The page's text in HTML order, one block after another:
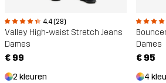
4.4 (28)
Valley High-waist Stretch Jeans
Dames
€ 99
2 kleuren
Dames
€ 95
4